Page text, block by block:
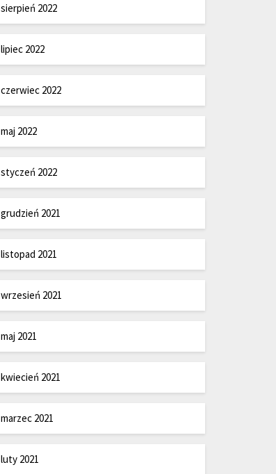
sierpień 2022
lipiec 2022
czerwiec 2022
maj 2022
styczeń 2022
grudzień 2021
listopad 2021
wrzesień 2021
maj 2021
kwiecień 2021
marzec 2021
luty 2021